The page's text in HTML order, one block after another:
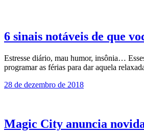
6 sinais notáveis de que
Estresse diário, mau humor, insônia…
programar as férias para dar aquela
28 de dezembro de 2018
Magic City anuncia